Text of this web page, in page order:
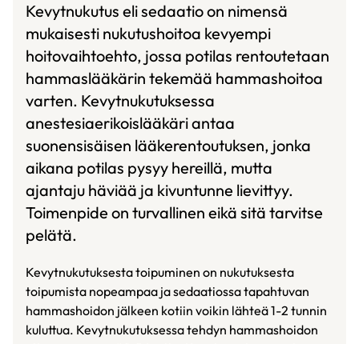
Kevytnukutus eli sedaatio on nimensä
mukaisesti nukutushoitoa kevyempi
hoitovaihtoehto, jossa potilas rentoutetaan
hammaslääkärin tekemää hammashoitoa
varten. Kevytnukutuksessa
anestesiaerikoislääkäri antaa
suonensisäisen lääkerentoutuksen, jonka
aikana potilas pysyy hereillä, mutta
ajantaju häviää ja kivuntunne lievittyy.
Toimenpide on turvallinen eikä sitä tarvitse
pelätä.
Kevytnukutuksesta toipuminen on nukutuksesta
toipumista nopeampaa ja sedaatiossa tapahtuvan
hammashoidon jälkeen kotiin voikin lähteä 1-2 tunnin
kuluttua. Kevytnukutuksessa tehdyn hammashoidon